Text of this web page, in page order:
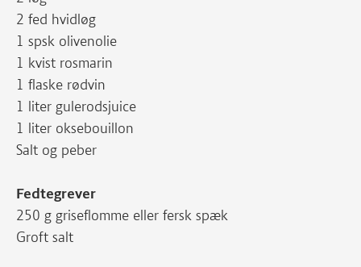
2 fed hvidløg
1 spsk olivenolie
1 kvist rosmarin
1 flaske rødvin
1 liter gulerodsjuice
1 liter oksebouillon
Salt og peber
Fedtegrever
250 g griseflomme eller fersk spæk
Groft salt